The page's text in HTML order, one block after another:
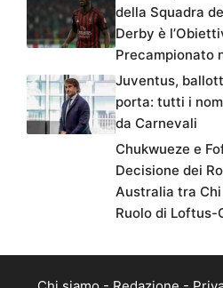
della Squadra
Derby è
Precampionato
Juventus,
porta: tutti i
da Carnevali
Chukwueze e
Decisione dei
Australia tra Chi
Ruolo di Loftus-